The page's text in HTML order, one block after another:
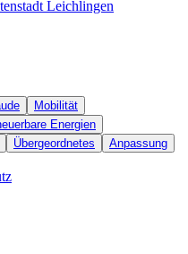
Leichlingen
Mobilität
Energien
Übergeordnetes Anpassung